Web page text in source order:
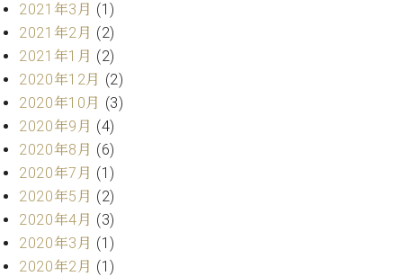
2021年3月 (1)
2021年2月 (2)
2021年1月 (2)
2020年12月 (2)
2020年10月 (3)
2020年9月 (4)
2020年8月 (6)
2020年7月 (1)
2020年5月 (2)
2020年4月 (3)
2020年3月 (1)
2020年2月 (1)